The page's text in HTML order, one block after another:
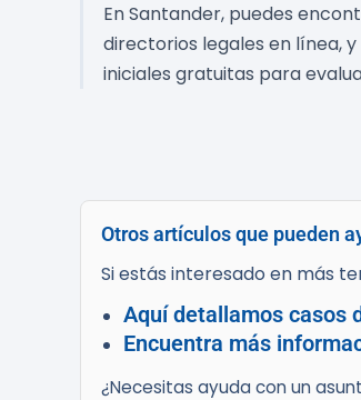
En Santander, puedes
directorios legales en línea,
iniciales gratuitas para
Otros artículos que pueden
Si estás interesado en más
Aquí detallamos casos
Encuentra más
¿Necesitas ayuda con un